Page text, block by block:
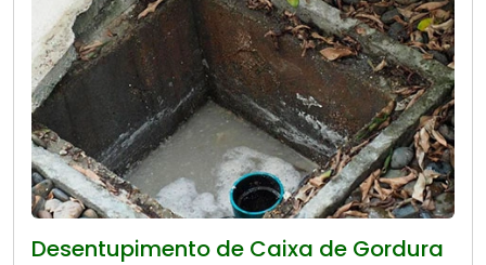
Desentupimento de Caixa de Gordura